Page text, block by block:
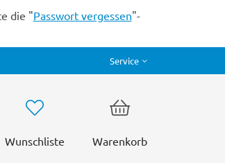
die "Passwort vergessen"-
Service
Wunschliste Warenkorb